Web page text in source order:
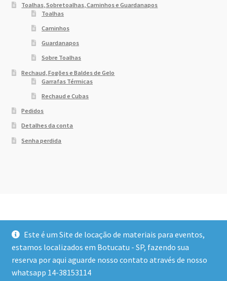
Este é um Site de locação de materiais para eventos,
estamos localizados em Botucatu - SP, fazendo sua
reserva por aqui aguarde nosso contato através de nosso
whatsapp 14-38153114
Toalhas, Sobretoalhas, Caminhos e Guardanapos
Toalhas
Caminhos
Guardanapos
Sobre Toalhas
Rechaud, Fogões e Baldes de Gelo
Garrafas Térmicas
Rechaud e Cubas
Pedidos
Detalhes da conta
Senha perdida
© Dony Locações 2026
Built with WooCommerce